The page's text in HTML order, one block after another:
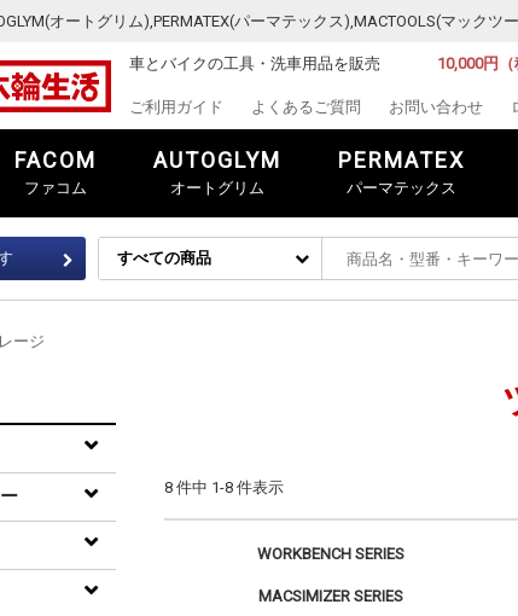
オートグリム),PERMATEX(パーマテックス),MACTOOLS(マック
車とバイクの工具・洗車用品を販売 10,000円
ご利用ガイド よくあるご質問 お問い合わせ
FACOM
ファコム
AUTOGLYM
オートグリム
PERMATEX
パーマテックス
ージ
8 件中 1-8 件表示
WORKBENCH SERIES
MACSIMIZER SERIES